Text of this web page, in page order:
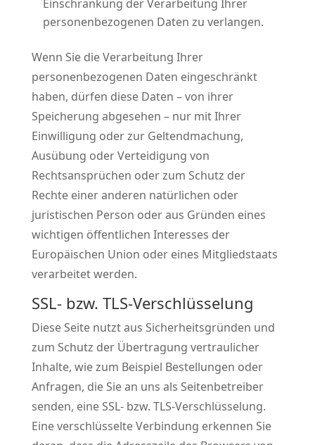
Einschränkung der Verarbeitung Ihrer
personenbezogenen Daten zu verlangen.
Wenn Sie die Verarbeitung Ihrer
personenbezogenen Daten eingeschränkt
haben, dürfen diese Daten – von ihrer
Speicherung abgesehen – nur mit Ihrer
Einwilligung oder zur Geltendmachung,
Ausübung oder Verteidigung von
Rechtsansprüchen oder zum Schutz der
Rechte einer anderen natürlichen oder
juristischen Person oder aus Gründen eines
wichtigen öffentlichen Interesses der
Europäischen Union oder eines Mitgliedstaats
verarbeitet werden.
SSL- bzw. TLS-Verschlüsselung
Diese Seite nutzt aus Sicherheitsgründen und
zum Schutz der Übertragung vertraulicher
Inhalte, wie zum Beispiel Bestellungen oder
Anfragen, die Sie an uns als Seitenbetreiber
senden, eine SSL- bzw. TLS-Verschlüsselung.
Eine verschlüsselte Verbindung erkennen Sie